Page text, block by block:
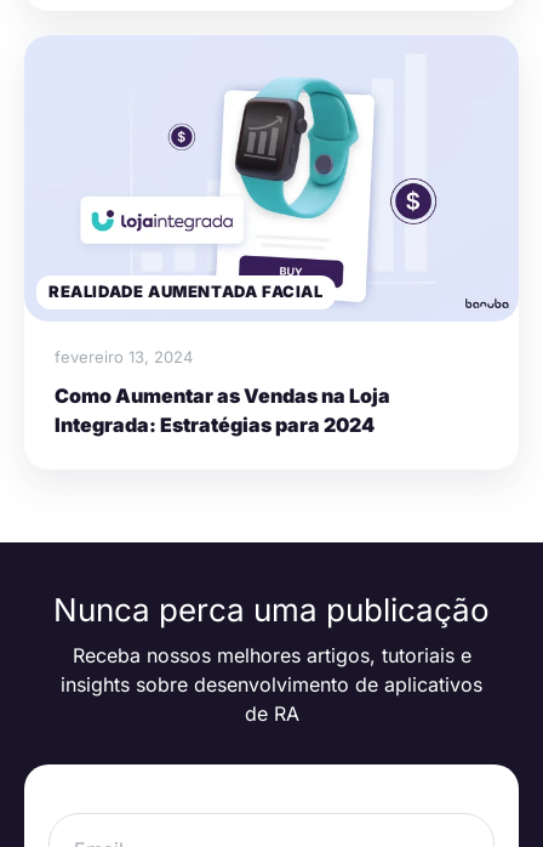
REALIDADE AUMENTADA FACIAL
fevereiro 13, 2024
Como Aumentar as Vendas na Loja
Integrada: Estratégias para 2024
Nunca perca uma publicação
Receba nossos melhores artigos, tutoriais e
insights sobre desenvolvimento de aplicativos
de RA